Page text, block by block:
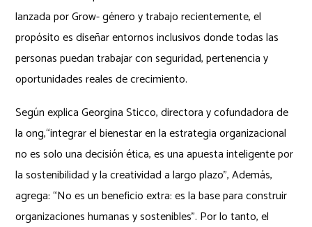
lanzada por Grow- género y trabajo recientemente, el
propósito es diseñar entornos inclusivos donde todas las
personas puedan trabajar con seguridad, pertenencia y
oportunidades reales de crecimiento.
Según explica Georgina Sticco, directora y cofundadora de
la ong,“integrar el bienestar en la estrategia organizacional
no es solo una decisión ética, es una apuesta inteligente por
la sostenibilidad y la creatividad a largo plazo”, Además,
agrega: “No es un beneficio extra: es la base para construir
organizaciones humanas y sostenibles”. Por lo tanto, el